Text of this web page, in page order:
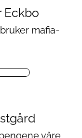
Eckbo
mafia-
våre